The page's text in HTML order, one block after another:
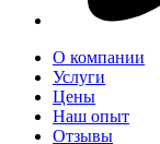
О компании
Услуги
Цены
Наш опыт
Отзывы